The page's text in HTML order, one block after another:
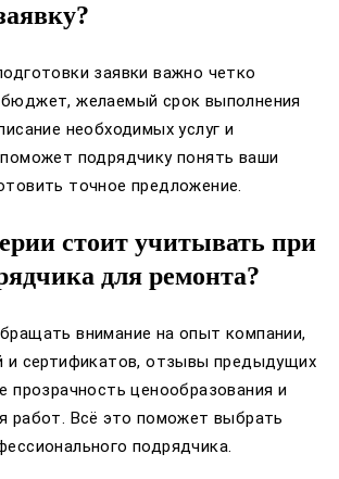
заявки важно четко
желаемый срок выполнения
необходимых услуг и
подрядчику понять ваши
точное предложение.
стоит учитывать при
для ремонта?
внимание на опыт компании,
и сертификатов, отзывы предыдущих
прозрачность ценообразования и
работ. Всё это поможет выбрать
подрядчика.